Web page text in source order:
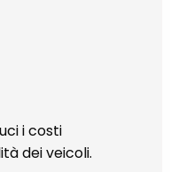
i costi
dei veicoli.